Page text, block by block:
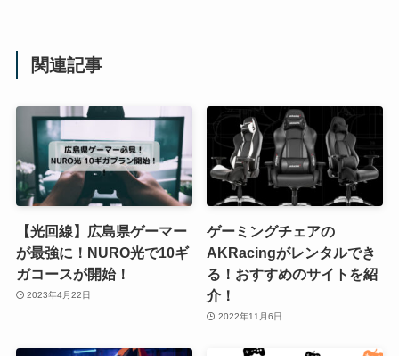
関連記事
【光回線】広島県ゲーマー
が最強に！NURO光で10ギ
ガコースが開始！
2023年4月22日
ゲーミングチェアの
AKRacingがレンタルでき
る！おすすめのサイトを紹
介！
2022年11月6日